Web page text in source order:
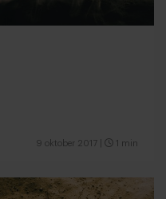
9 oktober 2017 1 min